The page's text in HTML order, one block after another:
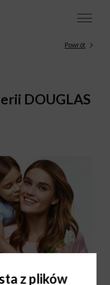
Powrót
DOUGLAS
z plików